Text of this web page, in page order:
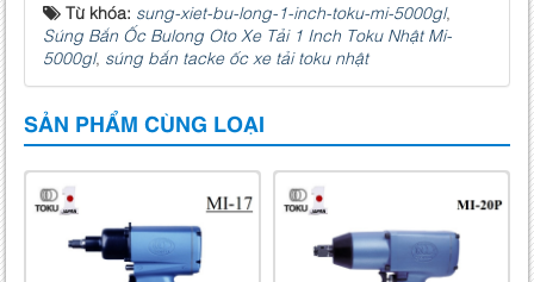
Từ khóa: sung-xiet-bu-long-1-inch-toku-mi-5000gl,
Súng Bắn Ốc Bulong Oto Xe Tải 1 Inch Toku Nhật Mi-
5000gl, súng bắn tacke ốc xe tải toku nhật
SẢN PHẨM CÙNG LOẠI